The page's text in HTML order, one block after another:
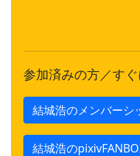
参加済みの方／す
結城浩のメンバーシ
結城浩の